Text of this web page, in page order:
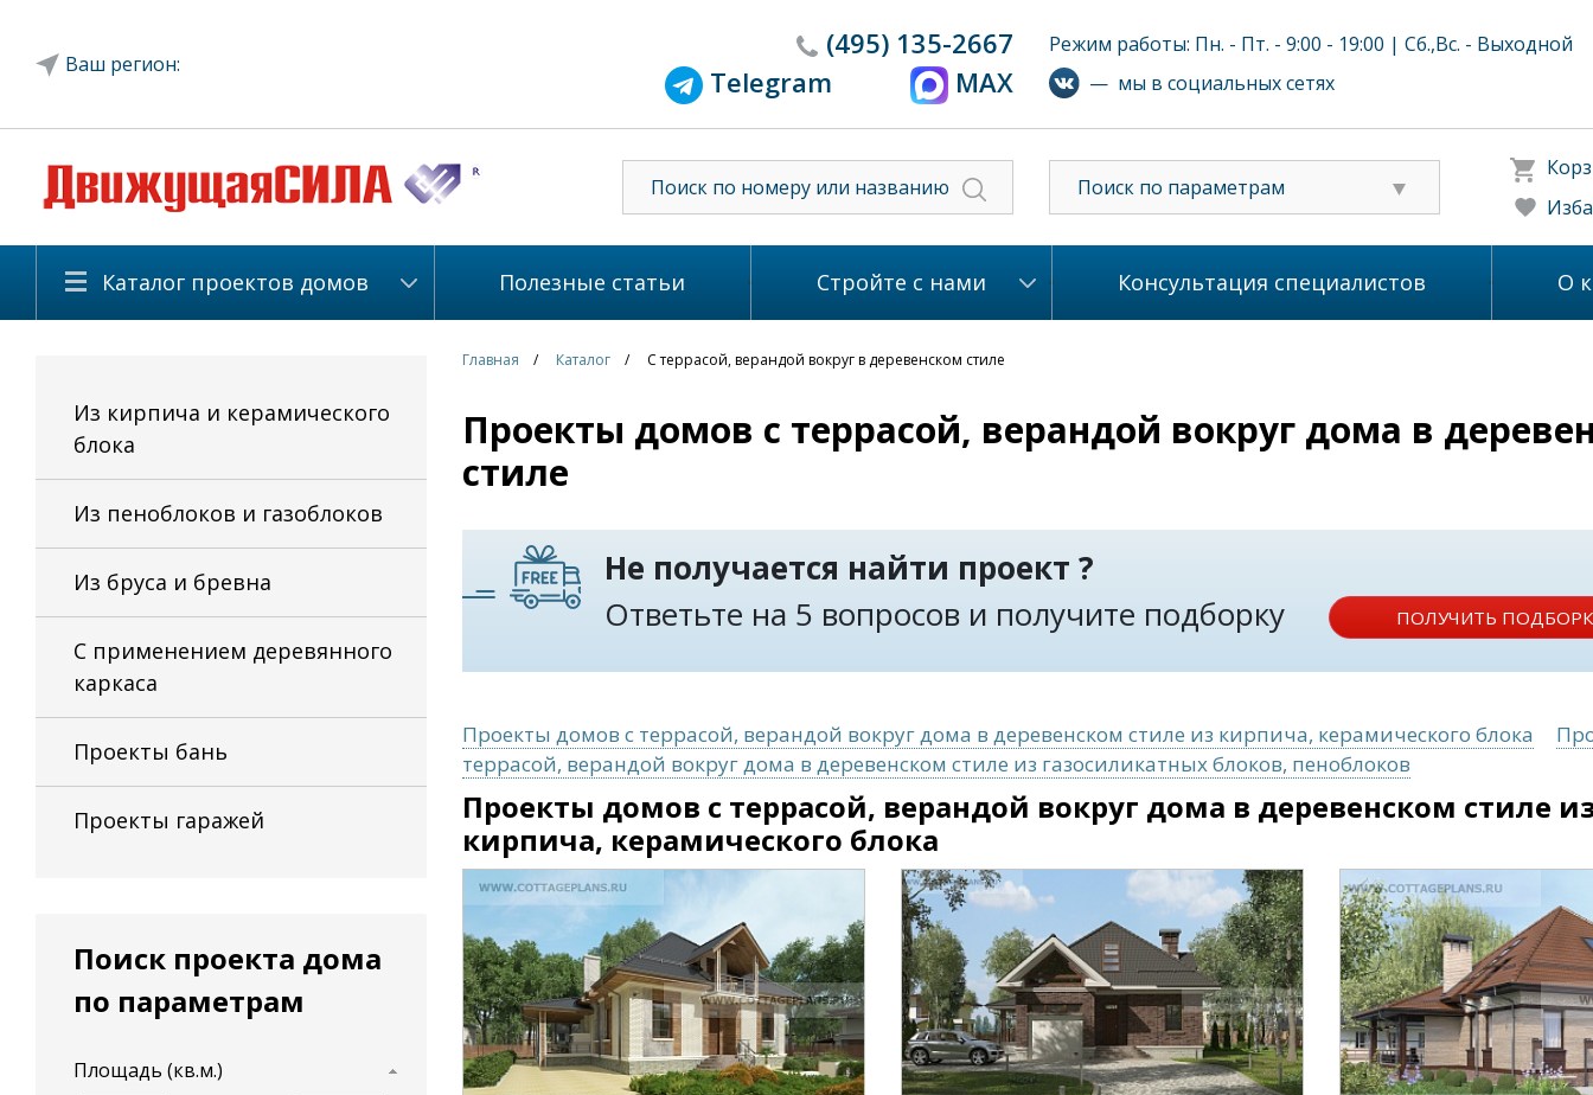
Ваш регион:
(495) 135-2667
Telegram
MAX
Режим работы: Пн. - Пт. - 9:00 - 19:00 | Сб.,Вс. - Выходной
— мы в социальных сетях
Поиск по параметрам
Каталог проектов домов Полезные статьи Стройте с нами Консультация специалистов О
Из кирпича и керамического
блока
Из пеноблоков и газоблоков
Из бруса и бревна
С применением деревянного
каркаса
Проекты бань
Проекты гаражей
Поиск проекта дома
по параметрам
Площадь (кв.м.)
Главная Каталог С террасой, верандой вокруг в деревенском стиле
Проекты домов с террасой, верандой вокруг дома в
стиле
Не получается найти проект ?
Ответьте на 5 вопросов и получите подборку
ПОЛУЧИТЬ
Проекты домов с террасой, верандой вокруг дома в деревенском стиле из кирпича, керамического блока
террасой, верандой вокруг дома в деревенском стиле из газосиликатных блоков, пеноблоков
Проекты домов с террасой, верандой вокруг дома в деревенском стиле
кирпича, керамического блока